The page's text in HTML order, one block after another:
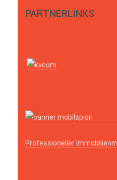
PARTNERLINKS
Professioneller